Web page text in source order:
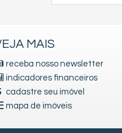
MAIS
receba nosso newsletter
indicadores financeiros
cadastre seu imóvel
mapa de imóveis